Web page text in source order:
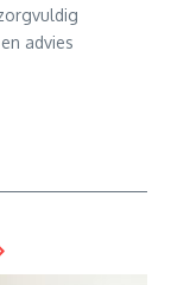
advies